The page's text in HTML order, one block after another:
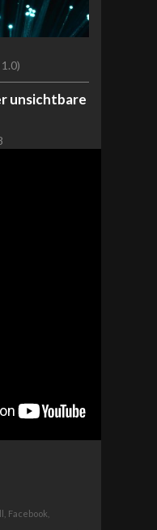
unsichtbare
Facebook,